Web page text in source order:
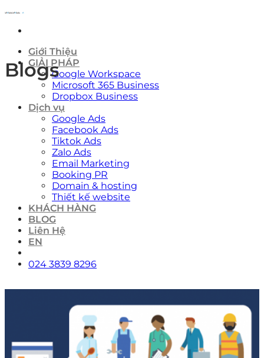
Skip
content
Giới Thiệu
GIẢI PHÁP
Google Workspace
Microsoft 365 Business
Dropbox Business
Dịch vụ
Google Ads
Facebook Ads
Tiktok Ads
Zalo Ads
Email Marketing
Booking PR
Domain & hosting
Thiết kế website
KHÁCH HÀNG
BLOG
Liên Hệ
EN
024 3839 8296
Blogs